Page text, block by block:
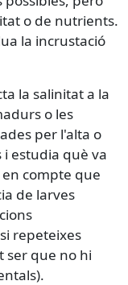
o de nutrients.
la incrustació
la salinitat a la
o les
per l'alta o
estudia què va
compte que
de larves
repeteixes
ser que no hi